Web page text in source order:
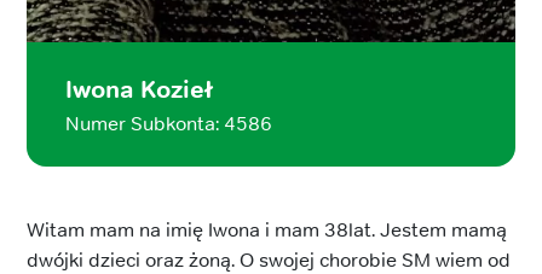
Iwona Kozieł
Numer Subkonta: 4586
Witam mam na imię Iwona i mam 38lat. Jestem mamą
dwójki dzieci oraz żoną. O swojej chorobie SM wiem od